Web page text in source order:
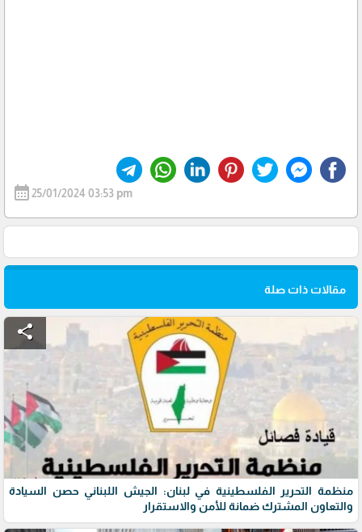
calendar_month25/01/2024 03:53 pm
مقالات ذات صلة
share
منظمة التحرير الفلسطينية في لبنان: الجيش اللبناني حصن السيادة
والتعاون المشترك ضمانة للأمن والاستقرار